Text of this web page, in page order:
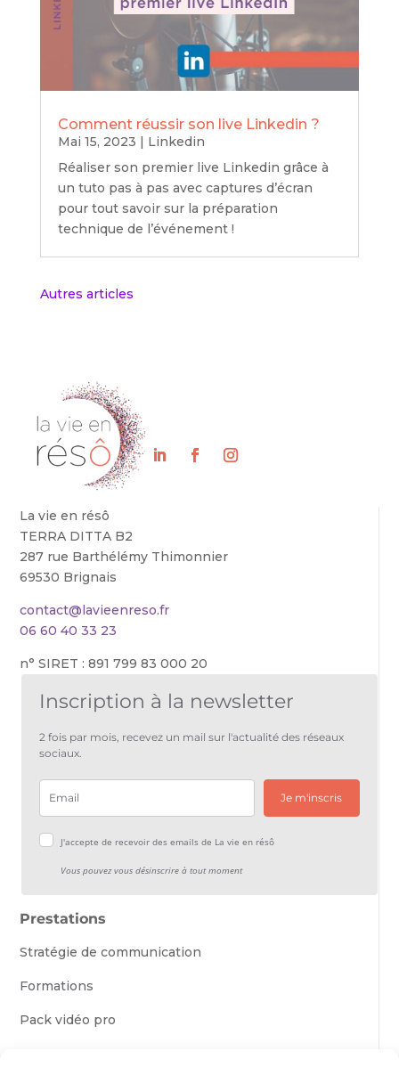
Comment réussir son live Linkedin ?
Mai 15, 2023 | Linkedin
Réaliser son premier live Linkedin grâce à
un tuto pas à pas avec captures d’écran
pour tout savoir sur la préparation
technique de l’événement !
La vie en résô
TERRA DITTA B2
287 rue Barthélémy Thimonnier
69530 Brignais
contact@lavieenreso.fr
06 60 40 33 23
n° SIRET : 891 799 83 000 20
Inscription à la newsletter
2 fois par mois, recevez un mail sur l'actualité des réseaux
sociaux.
Je m'inscris
J'accepte de recevoir des emails de La vie en résô
Vous pouvez vous désinscrire à tout moment
Prestations
Stratégie de communication
Formations
Pack vidéo pro